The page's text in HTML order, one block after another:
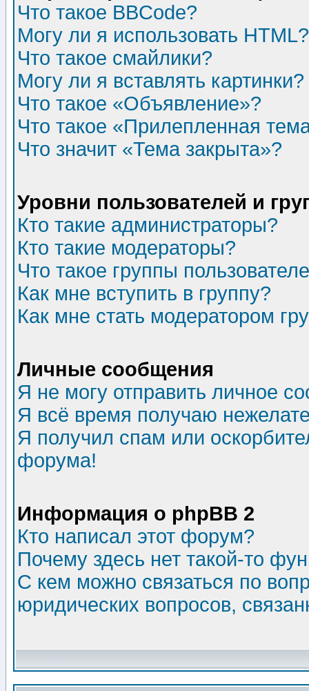
Что такое BBCode?
Могу ли я использовать HTML?
Что такое смайлики?
Могу ли я вставлять картинки?
Что такое «Объявление»?
Что такое «Прилепленная
Что значит «Тема закрыта»?
Уровни пользователей и
Кто такие администраторы?
Кто такие модераторы?
Что такое группы
Как мне вступить в группу?
Как мне стать модератором
Личные сообщения
Я не могу отправить личное
Я всё время получаю
Я получил спам или
форума!
Информация о phpBB 2
Кто написал этот форум?
Почему здесь нет такой-то
С кем можно связаться по
юридических вопросов,